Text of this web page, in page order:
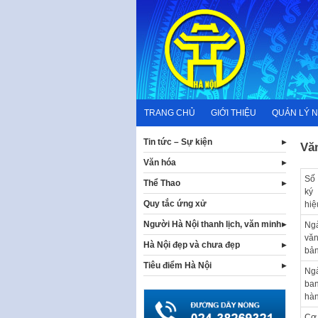
content
TRANG CHỦ GIỚI THIỆU QUẢN LÝ
Số
ký
văn
bản
ban
Tin tức – Sự kiện
Văn hóa
Thể Thao
Quy tắc ứng xử
Người Hà Nội thanh lịch, văn minh
Hà Nội đẹp và chưa đẹp
Tiêu điểm Hà Nội